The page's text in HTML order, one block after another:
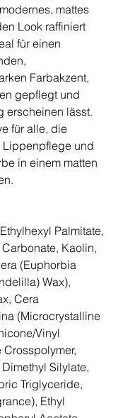
mattes
Look raffiniert
für einen
Farbakzent,
gepflegt und
erscheinen lässt.
für alle, die
Lippenpflege und
in einem matten
Palmitate,
Kaolin,
(Euphorbia
Wax),
Cera
(Microcrystalline
Vinyl
Silylate,
Triglyceride,
Ethyl